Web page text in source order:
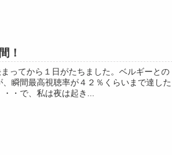
！
ってから１日がたちました。ベルギーとの
瞬間最高視聴率が４２％くらいまで達した
・で、私は夜は起き...